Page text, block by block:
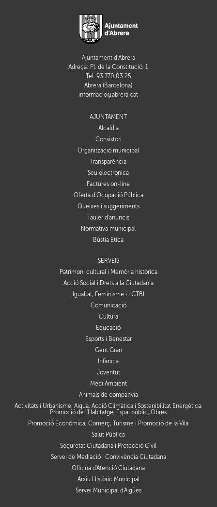
Ajuntament d'Abrera
Adreça: Pl. de la Constitució, 1
Tel. 93 770 03 25
Abrera (Barcelona)
informacio@abrera.cat
AJUNTAMENT
Alcaldia
Consistori
Organització municipal
Transparència
Seu electrònica
Factures on-line
Oferta d'Ocupació Pública
Queixes i suggeriments
Tauler d'anuncis
Normativa municipal
Bústia Ètica
SERVEIS
Patrimoni cultural i Memòria històrica
Acció Social i Drets a la Ciutadania
Igualtat, Feminisme i LGTBI
Comunicació
Cultura
Educació
Esports i Benestar
Gent Gran
Infància
Joventut
Medi Ambient
Animals de companyia
Activitats i Urbanisme, Aigua, Acció Climàtica i Sostenibilitat Energètica,
Promoció de l'Habitatge, Espai públic, Obres
Promoció Econòmica, Comerç, Turisme i Promoció de la Vila
Salut Pública
Seguretat Ciutadana i Protecció Civil
Servei de Mediació i Convivència Ciutadana
Oficina d'Atenció Ciutadana
Arxiu Històric Municipal
Servei Municipal d'Aigües